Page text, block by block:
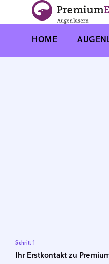
Zur
Zum Inhalt
HOME
Schritt 1
Ihr Erstkontakt zu